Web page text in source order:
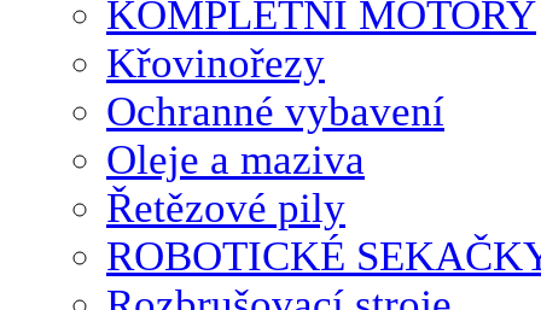
KOMPLETNÍ MOTORY
Křovinořezy
Ochranné vybavení
Oleje a maziva
Řetězové pily
ROBOTICKÉ